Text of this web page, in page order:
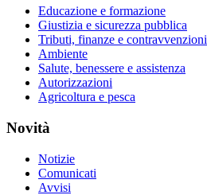
Educazione e formazione
Giustizia e sicurezza pubblica
Tributi, finanze e contravvenzioni
Ambiente
Salute, benessere e assistenza
Autorizzazioni
Agricoltura e pesca
Novità
Notizie
Comunicati
Avvisi